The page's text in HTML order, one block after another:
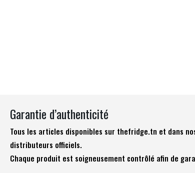
Garantie d’authenticité
Tous les articles disponibles sur thefridge.tn et dans
distributeurs officiels.
Chaque produit est soigneusement contrôlé afin de